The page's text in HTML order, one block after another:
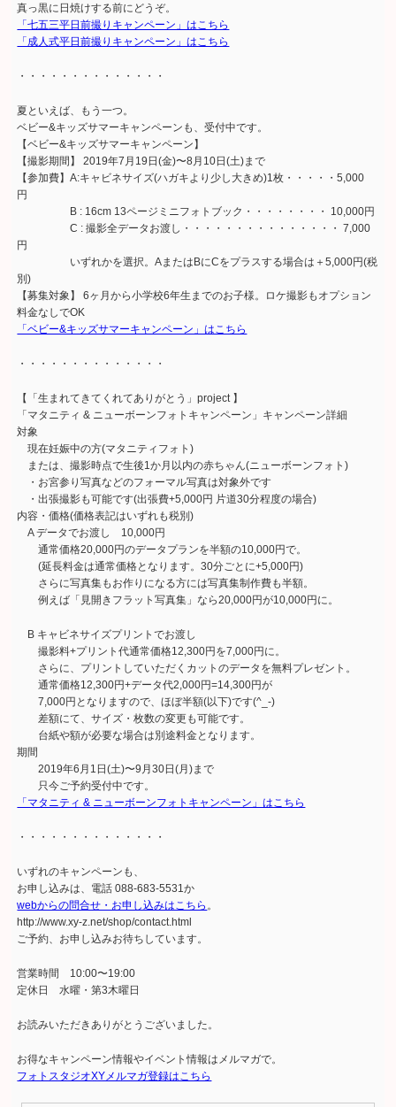
真っ黒に日焼けする前にどうぞ。
「七五三平日前撮りキャンペーン」はこちら
「成人式平日前撮りキャンペーン」はこちら
・・・・・・・・・・・・・・
夏といえば、もう一つ。
ベビー&キッズサマーキャンペーンも、受付中です。
【ベビー&キッズサマーキャンペーン】
【撮影期間】 2019年7月19日(金)〜8月10日(土)まで
【参加費】A:キャビネサイズ(ハガキより少し大きめ)1枚・・・・・5,000
円
B : 16cm 13ページミニフォトブック・・・・・・・・ 10,000円
C : 撮影全データお渡し・・・・・・・・・・・・・・・ 7,000
円
いずれかを選択。AまたはBにCをプラスする場合は＋5,000円(税
別)
【募集対象】 6ヶ月から小学校6年生までのお子様。ロケ撮影もオプション
料金なしでOK
「ベビー&キッズサマーキャンペーン」はこちら
・・・・・・・・・・・・・・
【「生まれてきてくれてありがとう」project 】
「マタニティ & ニューボーンフォトキャンペーン」キャンペーン詳細
対象
現在妊娠中の方(マタニティフォト)
または、撮影時点で生後1か月以内の赤ちゃん(ニューボーンフォト)
・お宮参り写真などのフォーマル写真は対象外です
・出張撮影も可能です(出張費+5,000円 片道30分程度の場合)
内容・価格(価格表記はいずれも税別)
A データでお渡し 10,000円
通常価格20,000円のデータプランを半額の10,000円で。
(延長料金は通常価格となります。30分ごとに+5,000円)
さらに写真集もお作りになる方には写真集制作費も半額。
例えば「見開きフラット写真集」なら20,000円が10,000円に。
B キャビネサイズプリントでお渡し
撮影料+プリント代通常価格12,300円を7,000円に。
さらに、プリントしていただくカットのデータを無料プレゼント。
通常価格12,300円+データ代2,000円=14,300円が
7,000円となりますので、ほぼ半額(以下)です(^_-)
差額にて、サイズ・枚数の変更も可能です。
台紙や額が必要な場合は別途料金となります。
期間
2019年6月1日(土)〜9月30日(月)まで
只今ご予約受付中です。
「マタニティ & ニューボーンフォトキャンペーン」はこちら
・・・・・・・・・・・・・・
いずれのキャンペーンも、
お申し込みは、電話 088-683-5531か
webからの問合せ・お申し込みはこちら 。
http://www.xy-z.net/shop/contact.html
ご予約、お申し込みお待ちしています。
営業時間 10:00〜19:00
定休日 水曜・第3木曜日
お読みいただきありがとうございました。
お得なキャンペーン情報やイベント情報はメルマガで。
フォトスタジオXYメルマガ登録はこちら